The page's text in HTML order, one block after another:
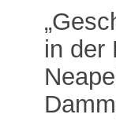
in der